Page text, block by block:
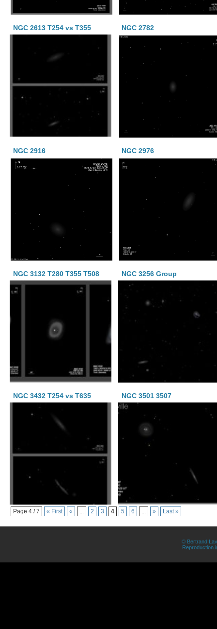
NGC 2613 T254 vs T355 NGC 2782
NGC 2916 NGC 2976
NGC 3132 T280 T355 T508 NGC 3256 Group
NGC 3432 T254 vs T635 NGC 3501 3507
Page 4 / 7 « First « ... 2 3 4 5 6 ... » Last »
© Bertrand
Reproduction